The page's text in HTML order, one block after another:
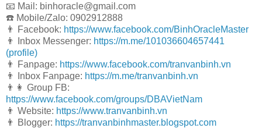
📧 Mail: binhoracle@gmail.com
☎️ Mobile/Zalo: 0902912888
👨 Facebook: https://www.facebook.com/BinhOracleMaster
👨 Inbox Messenger: https://m.me/101036604657441
(profile)
👨 Fanpage: https://www.facebook.com/tranvanbinh.vn
👨 Inbox Fanpage: https://m.me/tranvanbinh.vn
👨👩 Group FB:
https://www.facebook.com/groups/DBAVietNam
👨 Website: https://www.tranvanbinh.vn
👨 Blogger: https://tranvanbinhmaster.blogspot.com